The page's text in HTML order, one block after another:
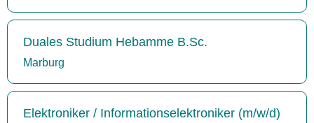
Duales Studium Hebamme B.Sc.
Marburg
Elektroniker / Informationselektroniker (m/w/d)